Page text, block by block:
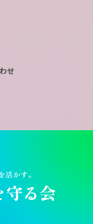
せ